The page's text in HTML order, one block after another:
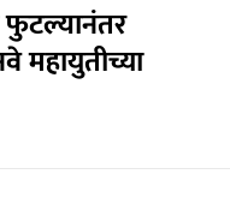
महायुतीच्या